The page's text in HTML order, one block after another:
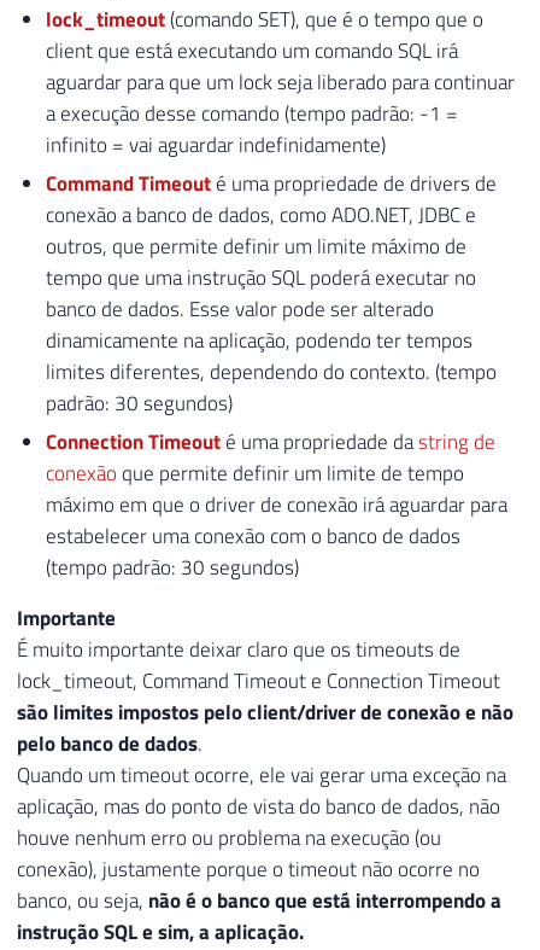
lock_timeout(comando SET), que é o tempo que o
client que está executando um comando SQL irá
aguardar para que um lock seja liberado para continuar
a execução desse comando (tempo padrão: -1 =
infinito = vai aguardar indefinidamente)
Command Timeouté uma propriedade de drivers de
conexão a banco de dados, como ADO.NET, JDBC e
outros, que permite definir um limite máximo de
tempo que uma instrução SQL poderá executar no
banco de dados. Esse valor pode ser alterado
dinamicamente na aplicação, podendo ter tempos
limites diferentes, dependendo do contexto. (tempo
padrão: 30 segundos)
Connection Timeouté uma propriedade dastring de
conexão que permite definir um limite de tempo
máximo em que o driver de conexão irá aguardar para
estabelecer uma conexão com o banco de dados
(tempo padrão: 30 segundos)
Importante
É muito importante deixar claro que os timeouts de
lock_timeout, Command Timeout e Connection Timeout
são limites impostos pelo client/driver de conexão e não
pelo banco de dados.
Quando um timeout ocorre, ele vai gerar uma exceção na
aplicação, mas do ponto de vista do banco de dados, não
houve nenhum erro ou problema na execução (ou
conexão), justamente porque o timeout não ocorre no
banco, ou seja, não é o banco que está interrompendo a
instrução SQL e sim, a aplicação.